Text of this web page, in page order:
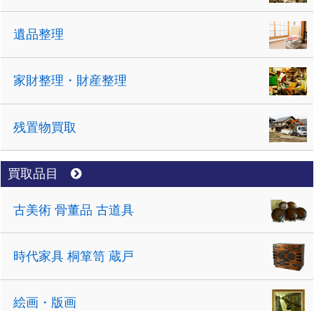
遺品整理
家財整理・財産整理
残置物買取
買取品目
古美術 骨董品 古道具
時代家具 桐箪笥 蔵戸
絵画・版画